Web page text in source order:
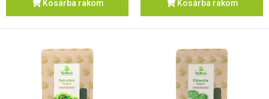
Kosárba rakom Kosárba rakom